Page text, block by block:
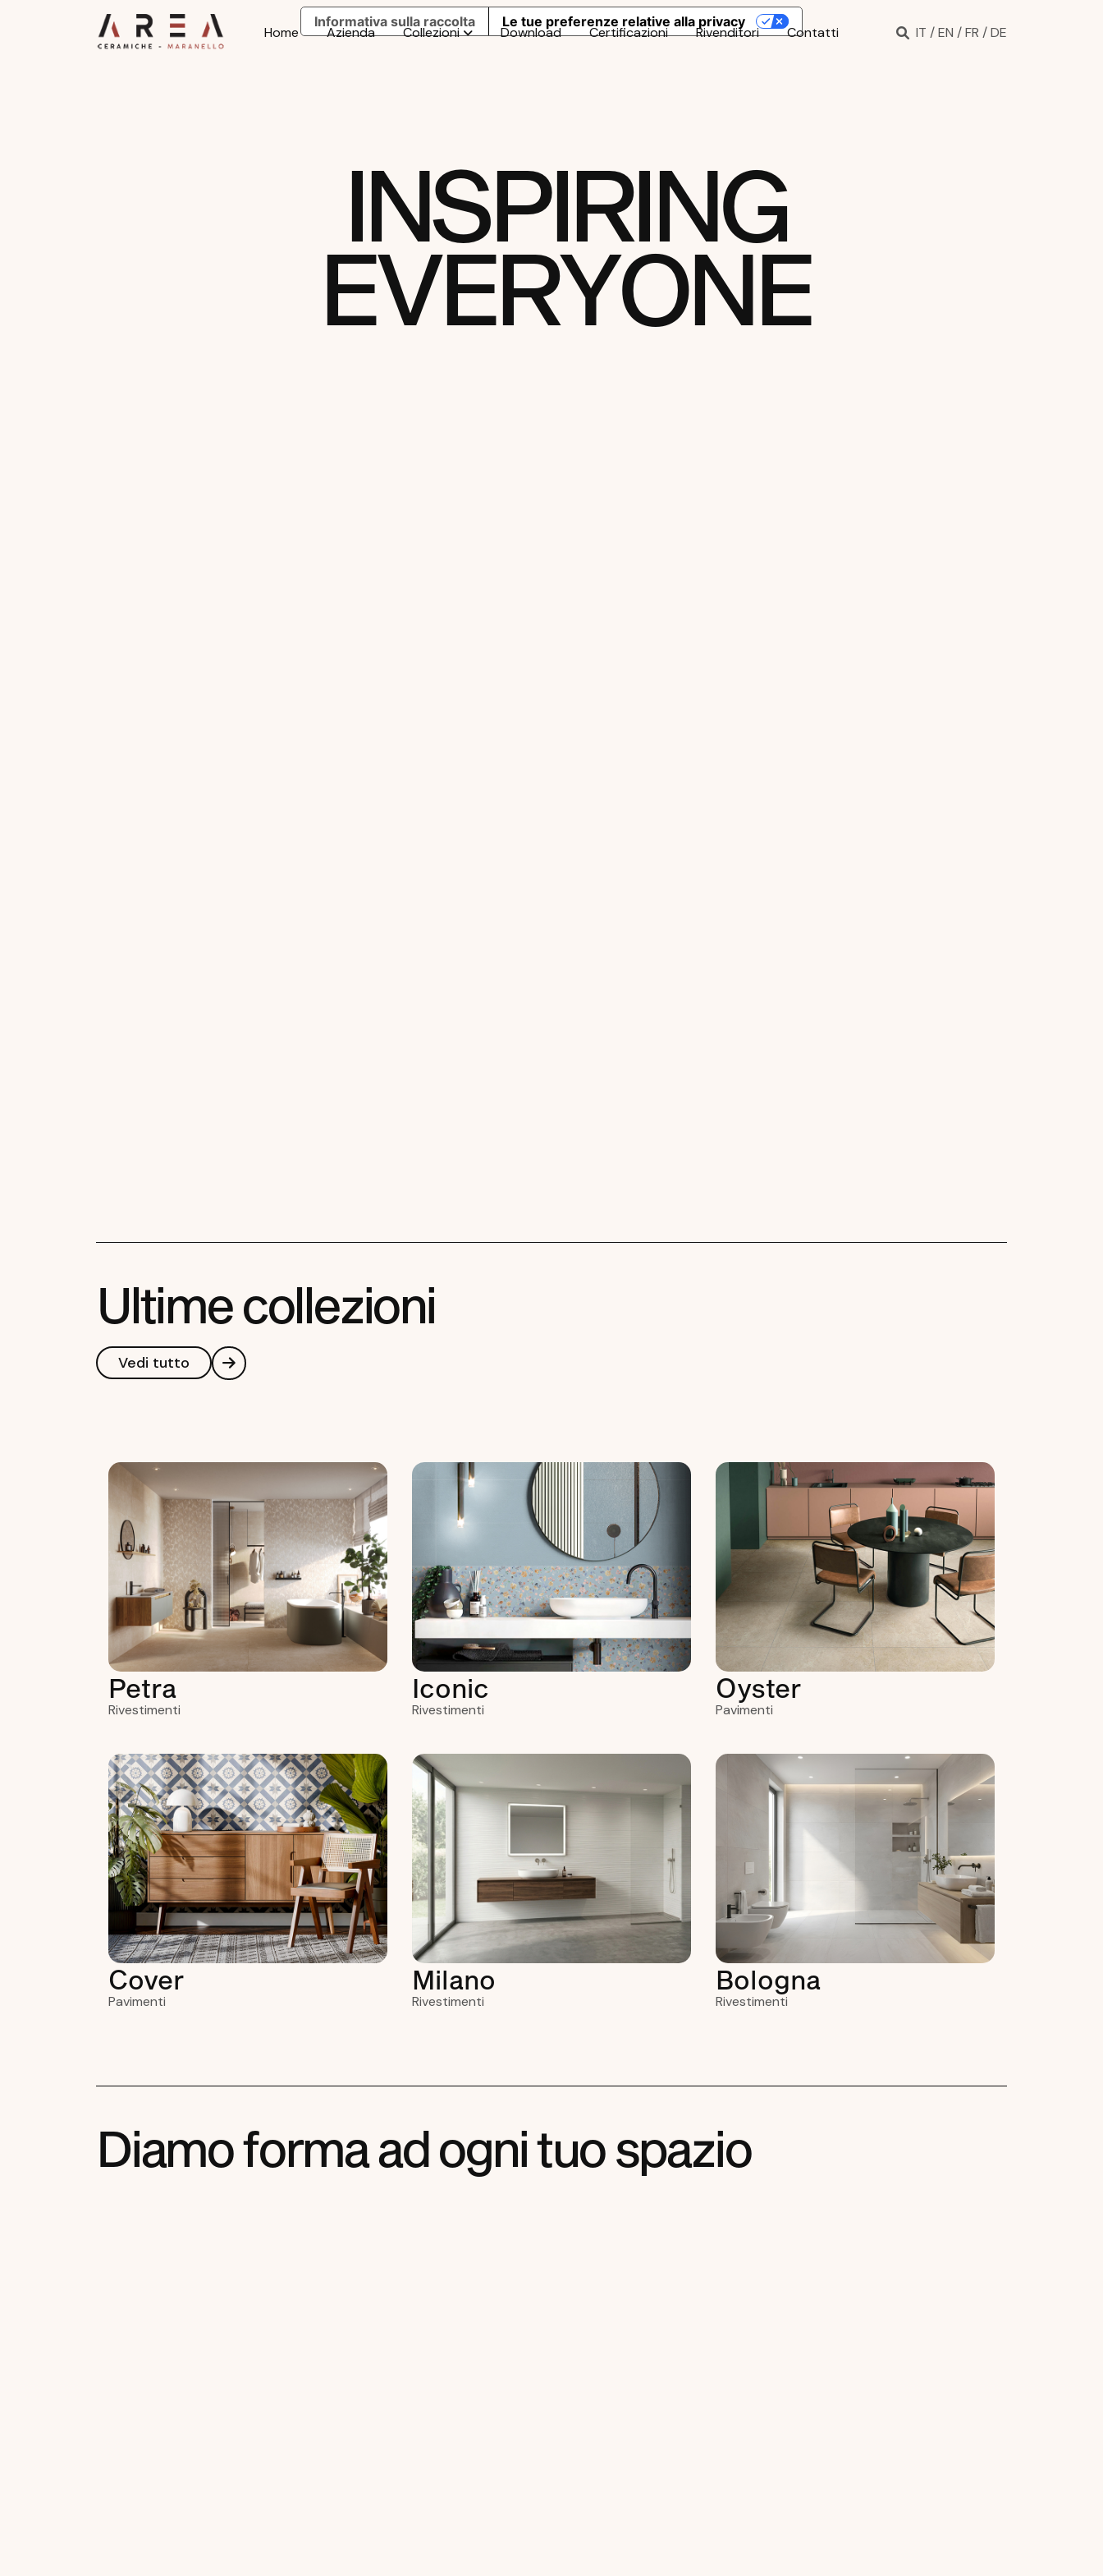
Home Azienda Collezioni Download Certificazioni Rivenditori Contatti IT /EN /FR /DE
INSPIRING
EVERYONE
Ultimecollezioni
Vedi tutto
Petra
Rivestimenti
Iconic
Rivestimenti
Oyster
Pavimenti
Cover
Pavimenti
Milano
Rivestimenti
Bologna
Rivestimenti
Diamoformaadognituo spazio
Informativa sulla raccolta Le tue preferenze relative alla privacy